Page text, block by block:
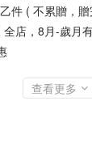
件 ( 不累贈，
全店，8月-歲月
查看更多